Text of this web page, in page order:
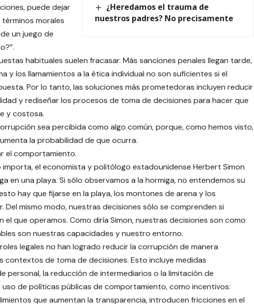
¿Heredamos el trauma de
nuestros padres? No precisamente
puede dejar
morales
un juego de
habituales suelen fracasar. Más sanciones penales llegan tarde,
y los llamamientos a la ética individual no son suficientes si el
Por lo tanto, las soluciones más prometedoras incluyen reducir
y rediseñar los procesos de toma de decisiones para hacer que
y costosa.
sea percibida como algo común, porque, como hemos visto,
la probabilidad de que ocurra.
el comportamiento.
el economista y politólogo estadounidense Herbert Simon
en una playa. Si sólo observamos a la hormiga, no entendemos su
hay que fijarse en la playa, los montones de arena y los
mismo modo, nuestras decisiones sólo se comprenden si
que operamos. Como diría Simon, nuestras decisiones son como
son nuestras capacidades y nuestro entorno.
legales no han logrado reducir la corrupción de manera
contextos de toma de decisiones. Esto incluye medidas
personal, la reducción de intermediarios o la limitación de
de políticas públicas de comportamiento, como incentivos:
que aumentan la transparencia, introducen fricciones en el